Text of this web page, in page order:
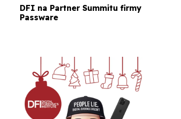
DFI na Partner Summitu firmy
Passware